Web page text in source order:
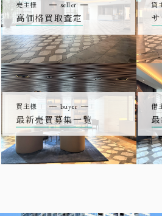
買主様 buyer
最新売買募集一覧
売主様 seller
高価格買取査定
借
貸